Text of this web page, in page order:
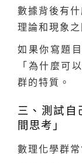
數據背後有什
理論和現象
如果你寫題
「為什麼可
群的特質。
三、測試自
間思考」
數理化學群